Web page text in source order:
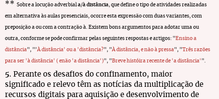
** Sobre a locução adverbial a/à distância, que define o tipo de atividades realizadas
em alternativa às aulas presenciais, ocorre esta expressão com duas variantes, com
preposição a ou com a contração à. Existem bons argumentos para adotar uma ou
outra, conforme se pode confirmar pelas seguintes respostas e artigos: "Ensino a
distância", "'À distância' ou a 'distância?", "À distância, e não à pressa", "Três razões
para ser 'à distância' ( enão 'a distância')", "Breve históira recente de 'a distância' ".
5. Perante os desafios do confinamento, maior
significado e relevo têm as notícias da multiplicação de
recursos digitais para aquisição e desenvolvimento de